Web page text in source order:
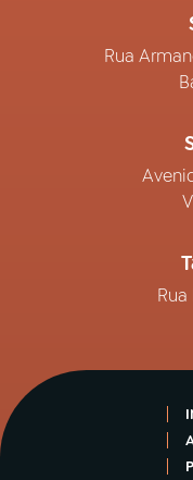
Rua